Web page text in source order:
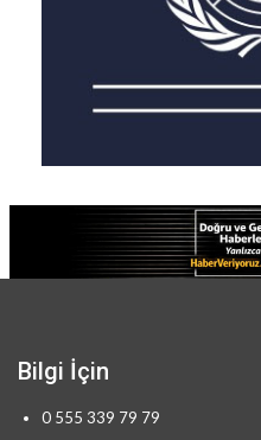
Bilgi İçin
0 555 339 79 79